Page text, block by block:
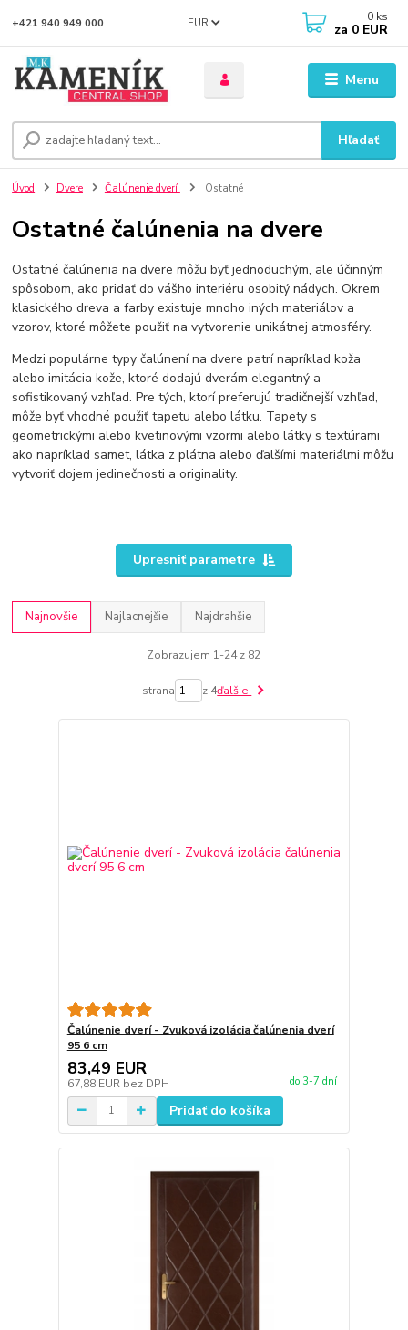
Menu
EUR
Hľadať
+421 940 949 000 0 ks
za 0 EUR
Úvod Dvere Čalúnenie dverí Ostatné
Ostatné čalúnenia na dvere
Ostatné čalúnenia na dvere môžu byť jednoduchým, ale účinným
spôsobom, ako pridať do vášho interiéru osobitý nádych. Okrem
klasického dreva a farby existuje mnoho iných materiálov a
vzorov, ktoré môžete použiť na vytvorenie unikátnej atmosféry.
Medzi populárne typy čalúnení na dvere patrí napríklad koža
alebo imitácia kože, ktoré dodajú dverám elegantný a
sofistikovaný vzhľad. Pre tých, ktorí preferujú tradičnejší vzhľad,
môže byť vhodné použiť tapetu alebo látku. Tapety s
geometrickými alebo kvetinovými vzormi alebo látky s textúrami
ako napríklad samet, látka z plátna alebo ďalšími materiálmi môžu
vytvoriť dojem jedinečnosti a originality.
Upresniť parametre
Najnovšie Najlacnejšie Najdrahšie
Zobrazujem 1-24 z 82
strana z 4ďalšie
Čalúnenie dverí - Zvuková izolácia čalúnenia dverí
95 6 cm
83,49 EUR
67,88 EUR bez DPH do 3-7 dní
Pridať do košíka